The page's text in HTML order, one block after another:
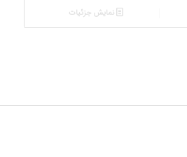
نمایش جزئیات